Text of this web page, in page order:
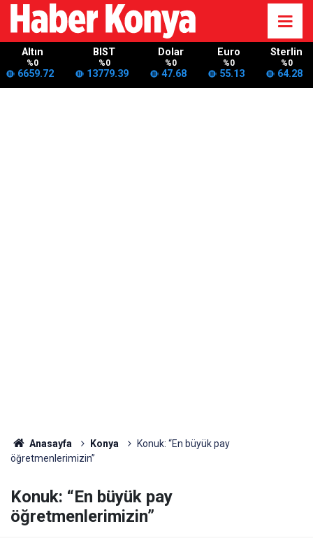
Altın
%0
6659.72
BIST
%0
13779.39
Dolar
%0
47.68
Euro
%0
55.13
Sterlin
%0
64.28
Anasayfa Konya
Konuk: “En büyük pay
öğretmenlerimizin”
Konuk: “En büyük pay
öğretmenlerimizin”